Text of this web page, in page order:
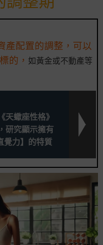
產配置的調整，可以
的， 如黃金或不動產等
天蠍座性格》
研究顯示擁有
覺力】的特質